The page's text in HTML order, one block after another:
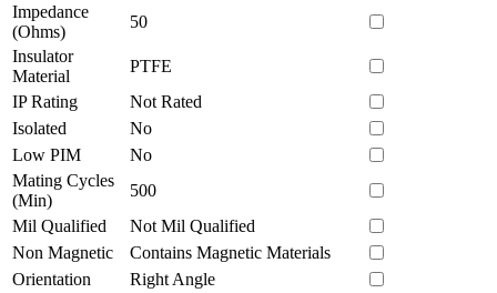
Impedance
(Ohms)
50
Insulator
Material
PTFE
IP Rating
Not Rated
Isolated
No
Low PIM
No
Mating Cycles
(Min)
500
Mil Qualified
Not Mil Qualified
Non Magnetic
Contains Magnetic Materials
Orientation
Right Angle